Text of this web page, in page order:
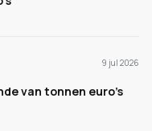
9 jul 2026
van tonnen euro's